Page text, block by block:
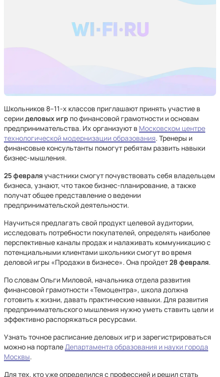
Школьников 8–11-х классов приглашают принять участие в
серииделовых игр по финансовой грамотности и основам
предпринимательства. Их организуют в Московском центре
технологической модернизации образования. Тренеры и
финансовые консультанты помогут ребятам развить навыки
бизнес-мышления.
25 февраляучастники смогут почувствовать себя владельцем
бизнеса, узнают, что такое бизнес-планирование, а также
получат общее представление о ведении
предпринимательской деятельности.
Научиться предлагать свой продукт целевой аудитории,
исследовать потребности покупателей, определять наиболее
перспективные каналы продаж и налаживать коммуникацию с
потенциальными клиентами школьники смогут во время
деловой игры «Продажи в бизнесе». Она пройдет28 февраля.
По словам Ольги Миловой, начальника отдела развития
финансовой грамотности «Темоцентра», школа должна
готовить к жизни, давать практические навыки. Для развития
предпринимательского мышления нужно уметь ставить цели и
эффективно распоряжаться ресурсами.
Узнать точное расписание деловых игр и зарегистрироваться
можно на порталеДепартамента образования и науки города
Москвы.
Для тех, кто уже определился с профессией и решил стать